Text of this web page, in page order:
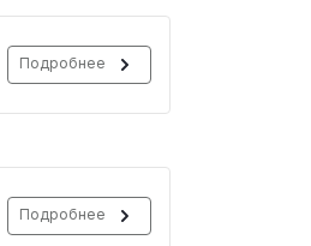
Подробнее
Подробнее